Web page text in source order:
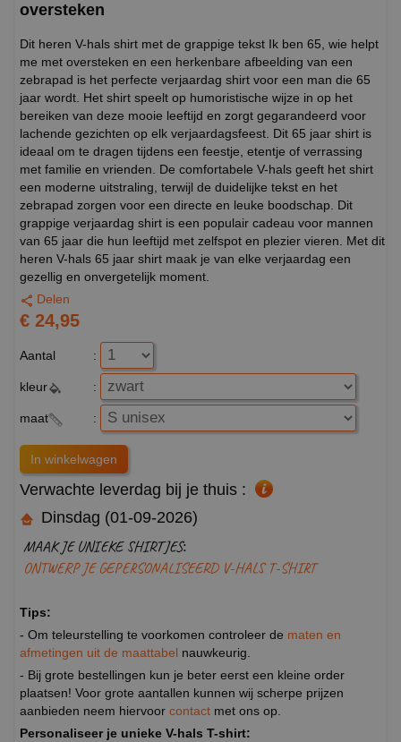
oversteken
Dit heren V-hals shirt met de grappige tekst Ik ben 65, wie helpt
me met oversteken en een herkenbare afbeelding van een
zebrapad is het perfecte verjaardag shirt voor een man die 65
jaar wordt. Het shirt speelt op humoristische wijze in op het
bereiken van deze mooie leeftijd en zorgt gegarandeerd voor
lachende gezichten op elk verjaardagsfeest. Dit 65 jaar shirt is
ideaal om te dragen tijdens een feestje, etentje of verrassing
met familie en vrienden. De comfortabele V-hals geeft het shirt
een moderne uitstraling, terwijl de duidelijke tekst en het
zebrapad zorgen voor een directe en leuke boodschap. Dit
grappige verjaardag shirt is een populair cadeau voor mannen
van 65 jaar die hun leeftijd met zelfspot en plezier vieren. Met dit
heren V-hals 65 jaar shirt maak je van elke verjaardag een
gezellig en onvergetelijk moment.
Delen
€ 24,95
Aantal :
kleur :
maat :
Verwachte leverdag bij je thuis :
Dinsdag (01-09-2026)
MAAK JE UNIEKE SHIRTJES:
ONTWERP JE GEPERSONALISEERD V-HALS T-SHIRT
Tips:
- Om teleurstelling te voorkomen controleer de maten en
afmetingen uit de maattabel nauwkeurig.
- Bij grote bestellingen kun je beter eerst een kleine order
plaatsen! Voor grote aantallen kunnen wij scherpe prijzen
aanbieden neem hiervoor contact met ons op.
Personaliseer je unieke V-hals T-shirt: